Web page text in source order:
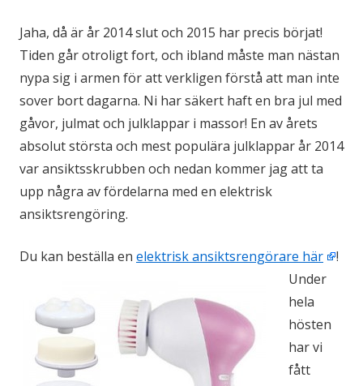
Jaha, då är år 2014 slut och 2015 har precis börjat!
Tiden går otroligt fort, och ibland måste man nästan
nypa sig i armen för att verkligen förstå att man inte
sover bort dagarna. Ni har säkert haft en bra jul med
gåvor, julmat och julklappar i massor! En av årets
absolut största och mest populära julklappar år 2014
var ansiktsskrubben och nedan kommer jag att ta
upp några av fördelarna med en elektrisk
ansiktsrengöring.
Du kan beställa en elektrisk ansiktsrengörare här
!
Under
hela
hösten
har vi
fått